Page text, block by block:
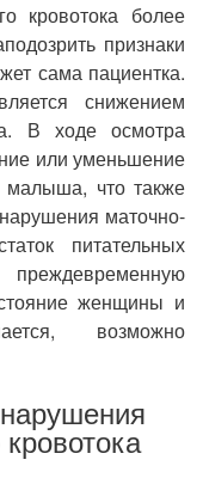
кровотока более
признаки
сама пациентка.
снижением
В ходе осмотра
или уменьшение
малыша, что также
маточно-
питательных
преждевременную
женщины и
возможно